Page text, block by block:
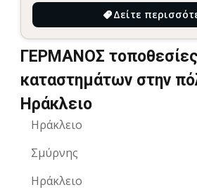
Δείτε
ΓΕΡΜΑΝΟΣ τοποθεσίες
καταστημάτων στην
Ηράκλειο
Ηράκλειο
Σμύρνης
Ηράκλειο